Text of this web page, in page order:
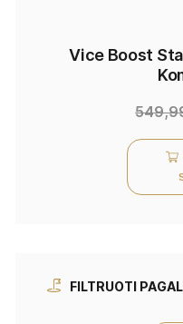
Vice Boost
FILTRUOTI